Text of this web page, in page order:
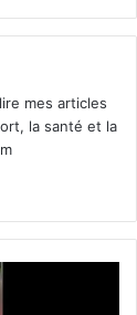
mes articles
la santé et la